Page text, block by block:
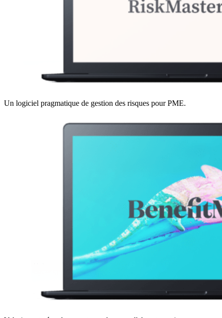
Un logiciel pragmatique de gestion des risques pour PME.